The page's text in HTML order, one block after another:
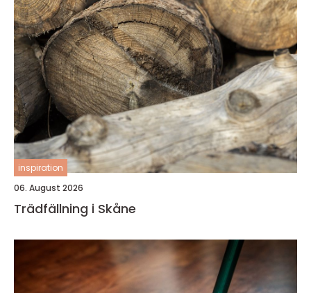
inspiration
06. August 2026
Trädfällning i Skåne